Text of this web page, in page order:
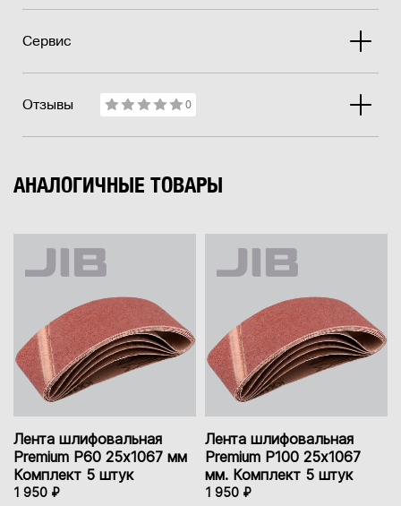
Сервис
Отзывы 0
АНАЛОГИЧНЫЕ ТОВАРЫ
Лента шлифовальная
Premium P60 25х1067 мм
Комплект 5 штук
1 950 ₽
Лента шлифовальная
Premium P100 25х1067
мм. Комплект 5 штук
1 950 ₽